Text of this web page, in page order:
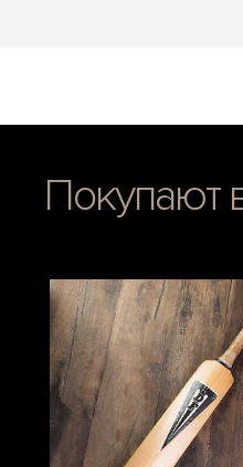
Покупают